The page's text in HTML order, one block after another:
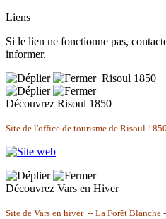
Liens
Si le lien ne fonctionne pas,
informer.
Risoul 1850
Découvrez Risoul 1850
Site de l'office de tourisme de Risoul 1850
Découvrez Vars en Hiver
Site de Vars en hiver -- La Forêt Blanche